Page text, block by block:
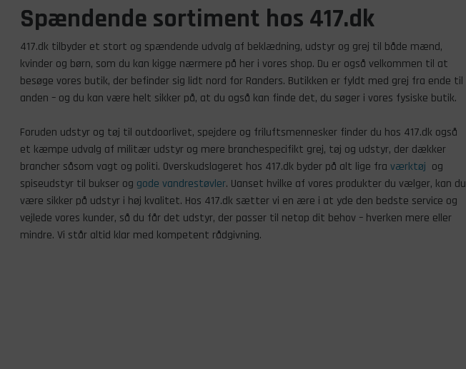
Spændende sortiment hos 417.dk
417.dk tilbyder et stort og spændende udvalg af beklædning, udstyr og grej til både mænd,
kvinder og børn, som du kan kigge nærmere på her i vores shop. Du er også velkommen til at
besøge vores butik, der befinder sig lidt nord for Randers. Butikken er fyldt med grej fra ende til
anden – og du kan være helt sikker på, at du også kan finde det, du søger i vores fysiske butik.
Foruden udstyr og tøj til outdoorlivet, spejdere og friluftsmennesker finder du hos 417.dk også
et kæmpe udvalg af militær udstyr og mere branchespecifikt grej, tøj og udstyr, der dækker
brancher såsom vagt og politi. Overskudslageret hos 417.dk byder på alt lige fra værktøj og
spiseudstyr til bukser og gode vandrestøvler. Uanset hvilke af vores produkter du vælger, kan du
være sikker på udstyr i høj kvalitet. Hos 417.dk sætter vi en ære i at yde den bedste service og
vejlede vores kunder, så du får det udstyr, der passer til netop dit behov – hverken mere eller
mindre. Vi står altid klar med kompetent rådgivning.